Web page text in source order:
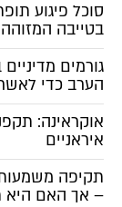
סוכל פיגוע
בטייבה
גורמים
הערב כדי
אוקראינה:
איראניים
תקיפה
– אך האם היא